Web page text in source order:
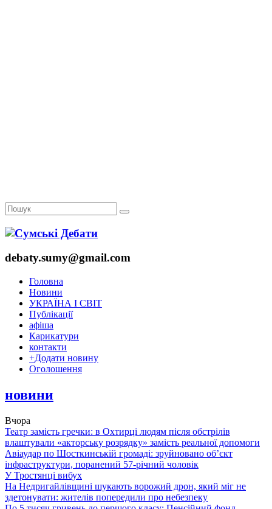
debaty.sumy@gmail.com
Головна
Новини
УКРАЇНА І СВІТ
Публікації
афіша
Карикатури
контакти
+Додати новину
Оголошення
новини
Вчора
Театр замість гречки: в Охтирці людям після обстрілів
влаштували «акторську розрядку» замість реальної допомоги
Авіаудар по Шосткинській громаді: зруйновано об’єкт
інфраструктури, поранений 57-річний чоловік
У Тростянці вибух
На Недригайлівщині шукають ворожий дрон, який міг не
здетонувати: жителів попередили про небезпеку